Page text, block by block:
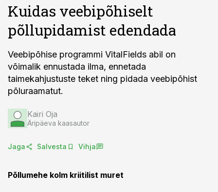
Kuidas veebipõhiselt
põllupidamist edendada
Veebipõhise programmi VitalFields abil on
võimalik ennustada ilma, ennetada
taimekahjustuste teket ning pidada veebipõhist
põluraamatut.
Kairi Oja
Äripäeva kaasautor
Jaga Salvesta Vihja
Põllumehe kolm kriitilist muret